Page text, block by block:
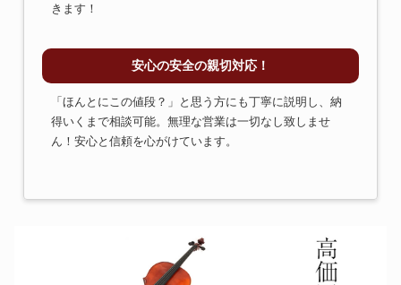
きます！
安心の安全の親切対応！
「ほんとにこの値段？」と思う方にも丁寧に説明し、納
得いくまで相談可能。無理な営業は一切なし致しませ
ん！安心と信頼を心がけています。